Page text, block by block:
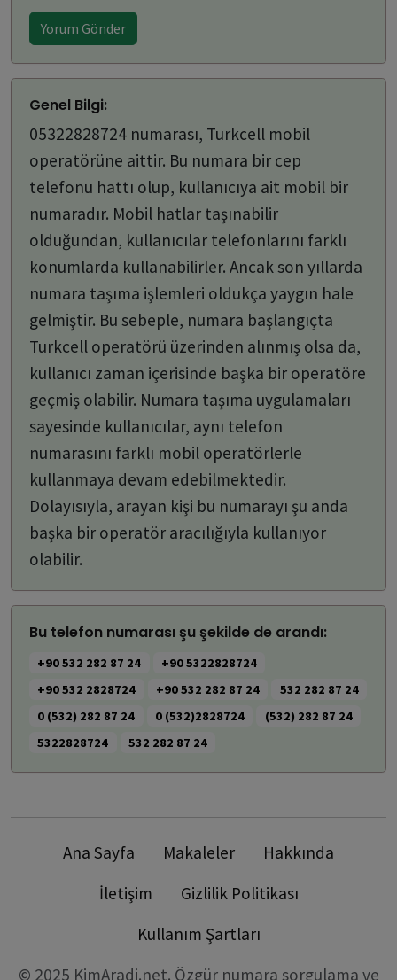
Yorum Gönder
Genel Bilgi:
05322828724 numarası, Turkcell mobil
operatörüne aittir. Bu numara bir cep
telefonu hattı olup, kullanıcıya ait mobil bir
numaradır. Mobil hatlar taşınabilir
olduğundan, kullanıcılar telefonlarını farklı
konumlarda kullanabilirler. Ancak son yıllarda
numara taşıma işlemleri oldukça yaygın hale
gelmiştir. Bu sebeple, numara başlangıçta
Turkcell operatörü üzerinden alınmış olsa da,
kullanıcı zaman içerisinde başka bir operatöre
geçmiş olabilir. Numara taşıma uygulamaları
sayesinde kullanıcılar, aynı telefon
numarasını farklı mobil operatörlerle
kullanmaya devam edebilmektedir.
Dolayısıyla, arayan kişi bu numarayı şu anda
başka bir operatör aracılığıyla kullanıyor
olabilir.
Bu telefon numarası şu şekilde de arandı:
+90 532 282 87 24
+90 5322828724
+90 532 2828724
+90 532 282 87 24
532 282 87 24
0 (532) 282 87 24
0 (532)2828724
(532) 282 87 24
5322828724
532 282 87 24
Ana Sayfa Makaleler
Hakkında
İletişim
Gizlilik Politikası
Kullanım Şartları
© 2025 KimAradi.net. Özgür numara sorgulama ve